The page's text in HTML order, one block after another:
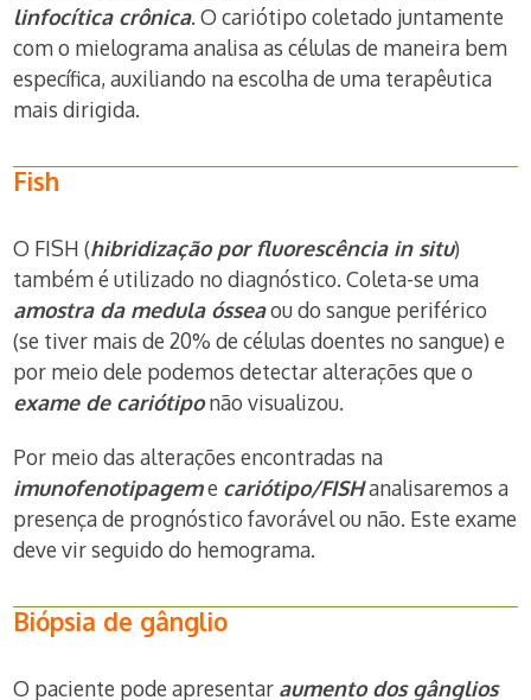
linfocítica crônica. O cariótipo coletado juntamente
com o mielograma analisa as células de maneira bem
específica, auxiliando na escolha de uma terapêutica
mais dirigida.
Fish
O FISH (hibridização por fluorescência in situ)
também é utilizado no diagnóstico. Coleta-se uma
amostra da medula ósseaou do sangue periférico
(se tiver mais de 20% de células doentes no sangue) e
por meio dele podemos detectar alterações que o
exame de cariótiponão visualizou.
Por meio das alterações encontradas na
imunofenotipageme cariótipo/FISHanalisaremos a
presença de prognóstico favorável ou não. Este exame
deve vir seguido do hemograma.
Biópsia de gânglio
O paciente pode apresentar aumento dos gânglios